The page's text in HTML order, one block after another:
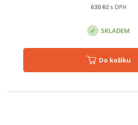
630 Kčs DPH
SKLADEM
Do košíku